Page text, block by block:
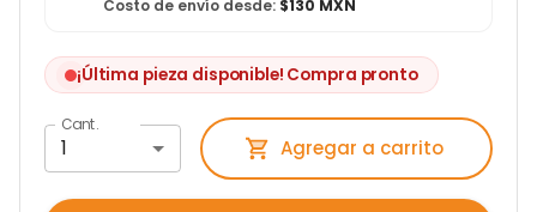
Costo de envío desde: $130 MXN
¡Última pieza disponible! Compra pronto
Cant.
1 Agregar a carrito